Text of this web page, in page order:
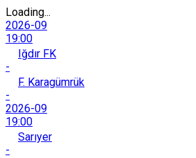
Loading...
2026-09
19:00
Iğdır FK
-
F. Karagümrük
-
2026-09
19:00
Sarıyer
-